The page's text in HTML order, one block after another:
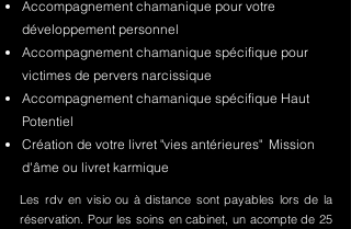
Accompagnement chamanique pour votre
développement personnel
Accompagnement chamanique spécifique pour
victimes de pervers narcissique
Accompagnement chamanique spécifique Haut
Potentiel
Création de votre livret "vies antérieures" Mission
d'âme ou livret karmique
Les rdv en visio ou à distance sont payables lors de la
réservation. Pour les soins en cabinet, un acompte de 25